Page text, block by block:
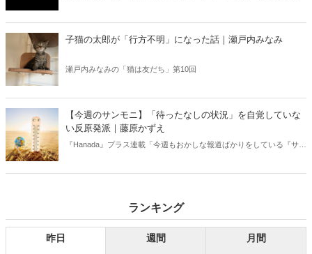
信じるか信じないかは、あなた次第！ 芸能ニュース
子猫の太郎が「行方不明」になった話｜瀬戸内みなみ
瀬戸内みなみの「猫は友だち」第10回
【今週のサンモニ】「待ったなしの状況」を自覚していな
い反原発派｜藤原かずえ
『Hanada』プラス連載「今週もおかしな報道ばかりをしている『サン
ランキング
昨日 週間 月間